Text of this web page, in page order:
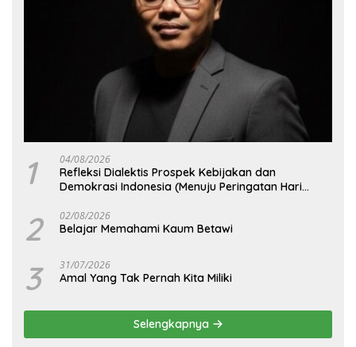
1 04/08/2026
Refleksi Dialektis Prospek Kebijakan dan
Demokrasi Indonesia (Menuju Peringatan Hari
2 02/08/2026
Belajar Memahami Kaum Betawi
3 31/07/2026
Amal Yang Tak Pernah Kita Miliki
Selengkapnya